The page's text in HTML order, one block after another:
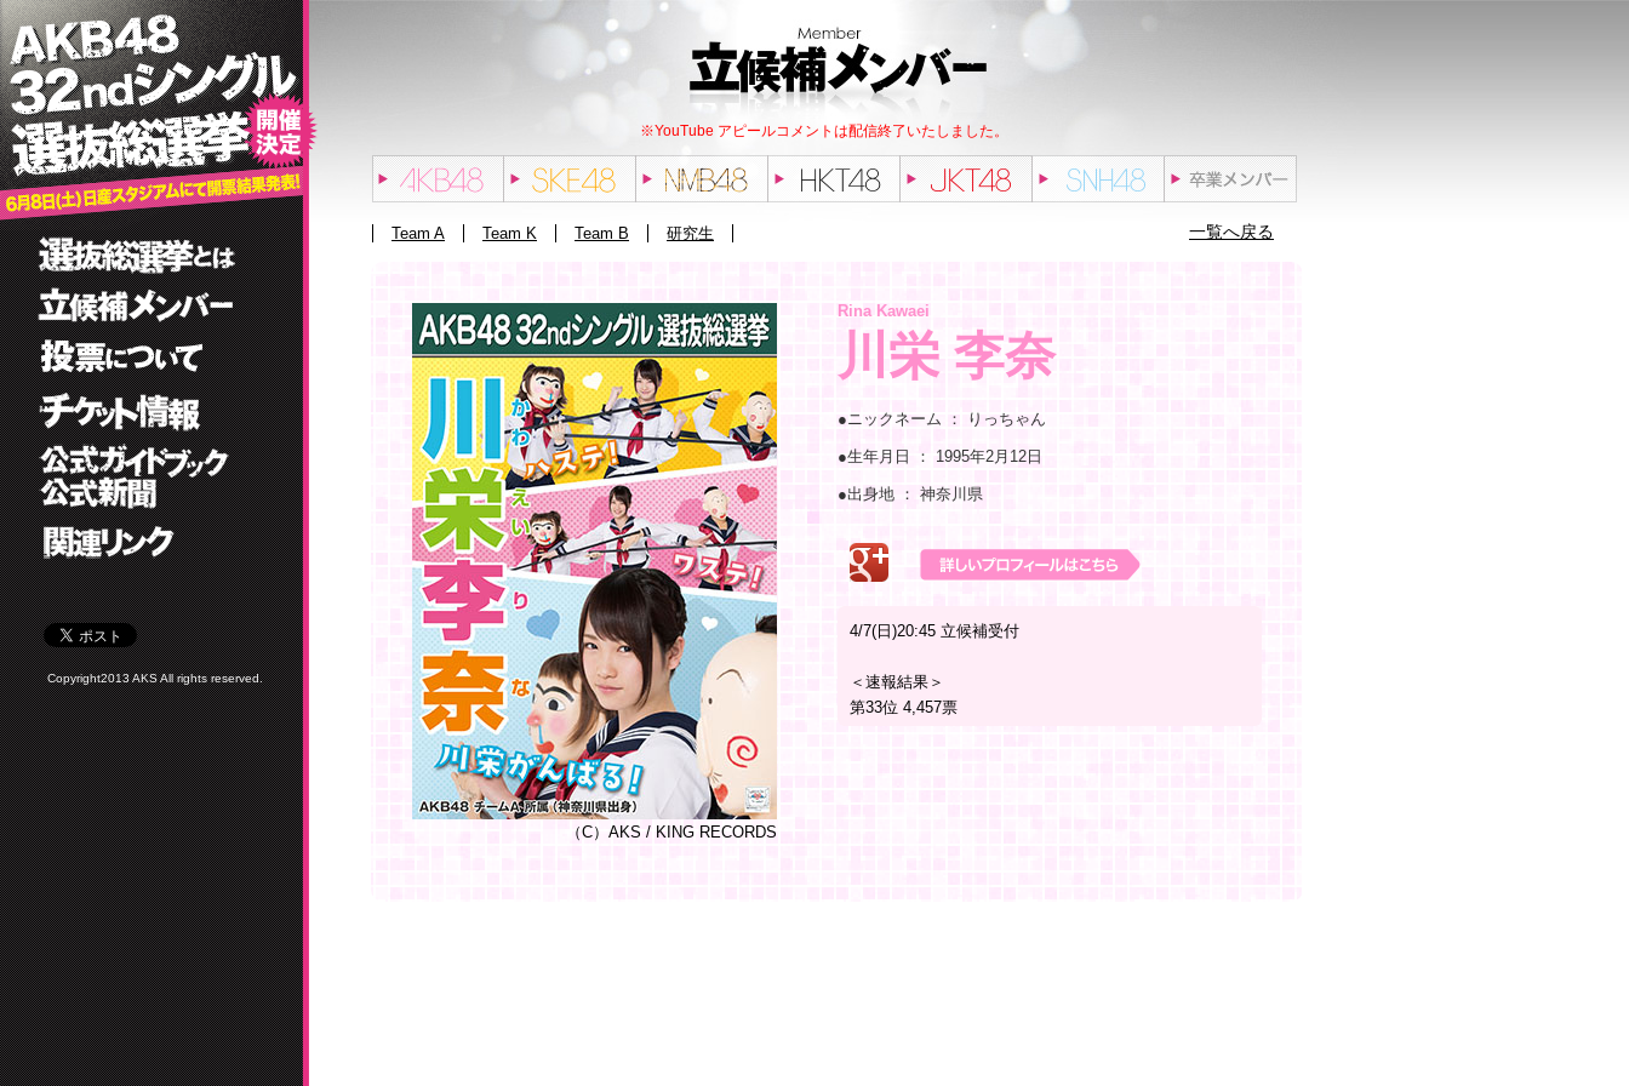
※YouTube アピールコメントは配信終了いたしました。
Team A Team K Team B 研究生 一覧へ戻る
Copyright2013 AKS All rights reserved.
（C）AKS / KING RECORDS
Rina Kawaei
川栄 李奈
●ニックネーム ： りっちゃん
●生年月日 ： 1995年2月12日
●出身地 ： 神奈川県
4/7(日)20:45 立候補受付
＜速報結果＞
第33位 4,457票